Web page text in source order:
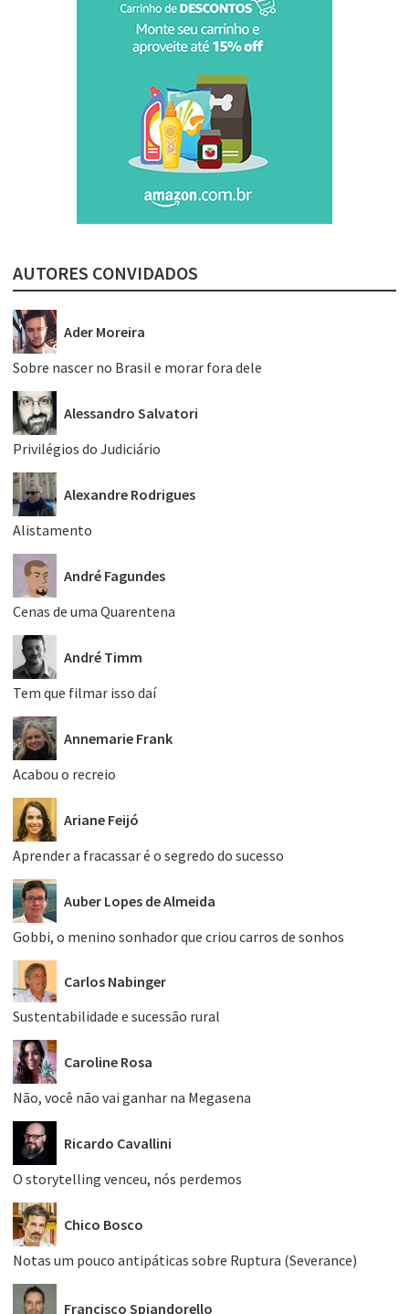
AUTORES CONVIDADOS
Ader Moreira
Sobre nascer no Brasil e morar fora dele
Alessandro Salvatori
Privilégios do Judiciário
Alexandre Rodrigues
Alistamento
André Fagundes
Cenas de uma Quarentena
André Timm
Tem que filmar isso daí
Annemarie Frank
Acabou o recreio
Ariane Feijó
Aprender a fracassar é o segredo do sucesso
Auber Lopes de Almeida
Gobbi, o menino sonhador que criou carros de sonhos
Carlos Nabinger
Sustentabilidade e sucessão rural
Caroline Rosa
Não, você não vai ganhar na Megasena
Ricardo Cavallini
O storytelling venceu, nós perdemos
Chico Bosco
Notas um pouco antipáticas sobre Ruptura (Severance)
Francisco Spiandorello